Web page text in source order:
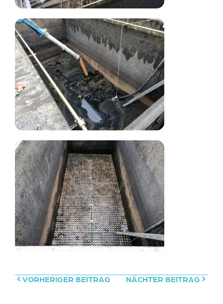
VORHERIGER BEITRAG NÄCHTER BEITRAG